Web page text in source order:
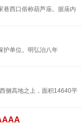
巷西口俗称葫芦庙。据庙内
护单位。明弘治八年
侧高地之上，面积14640平